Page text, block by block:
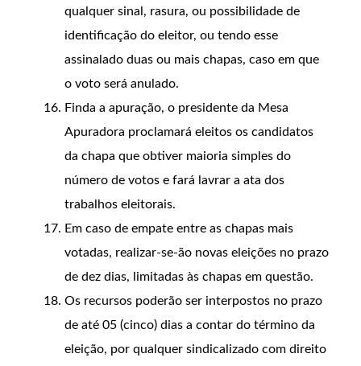
qualquer sinal, rasura, ou possibilidade de
identificação do eleitor, ou tendo esse
assinalado duas ou mais chapas, caso em que
o voto será anulado.
Finda a apuração, o presidente da Mesa
Apuradora proclamará eleitos os candidatos
da chapa que obtiver maioria simples do
número de votos e fará lavrar a ata dos
trabalhos eleitorais.
Em caso de empate entre as chapas mais
votadas, realizar-se-ão novas eleições no prazo
de dez dias, limitadas às chapas em questão.
Os recursos poderão ser interpostos no prazo
de até 05 (cinco) dias a contar do término da
eleição, por qualquer sindicalizado com direito